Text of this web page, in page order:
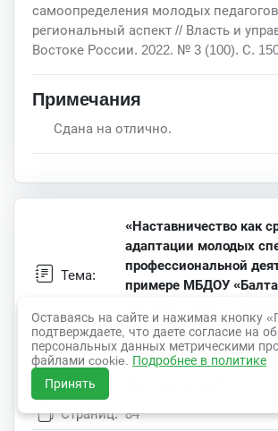
самоопределения молодых
региональный аспект // Власть и
Востоке России. 2022. № 3 (100). С.
Примечания
Сдана на отлично.
Тема:
«Наставничество как
адаптации молодых
профессиональной
примере МБДОУ
вида»)»
Раздел:
Педагогика
Тип:
Страниц: 84
Оставаясь на сайте и нажимая кнопку
подтверждаете, что даете согласие на
персональных данных метрическими
файлами cookie. Подробнее в политике
Принять